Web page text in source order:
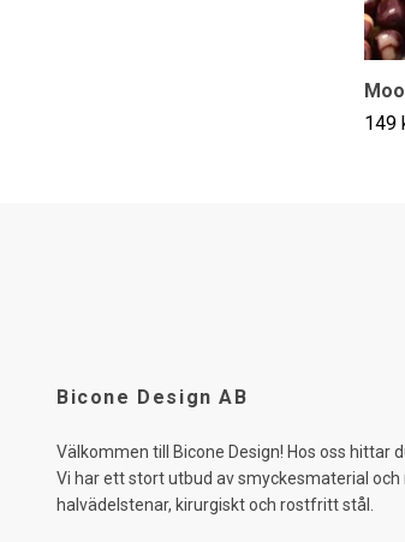
149
Bicone Design AB
Välkommen till Bicone Design! Hos oss hittar
Vi har ett stort utbud av smyckesmaterial
halvädelstenar, kirurgiskt och rostfritt stål.